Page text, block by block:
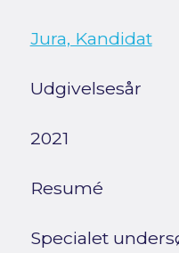
Jura, Kandidat
Udgivelsesår
2021
Resumé
Specialet